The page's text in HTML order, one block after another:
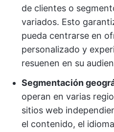
de clientes o
variados. Esto
pueda centrarse en
personalizado y
resuenen en su
Segmentación
operan en varias
sitios web
el contenido, el